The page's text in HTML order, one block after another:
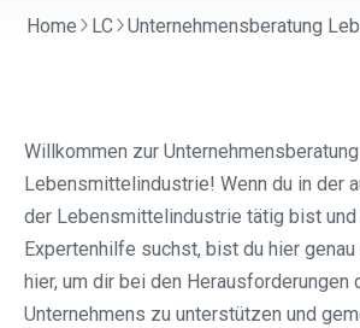
Home LC Unternehmensberatung
Willkommen zur Unternehmensberatung
Lebensmittelindustrie! Wenn du in der
der Lebensmittelindustrie tätig bist und
Expertenhilfe suchst, bist du hier
hier, um dir bei den Herausforderungen
Unternehmens zu unterstützen und